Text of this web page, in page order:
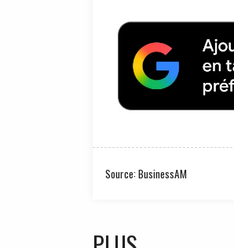
Source: BusinessAM